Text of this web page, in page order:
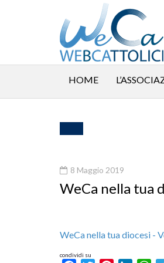
HOME
8 Maggio 2019
WeCa nella tua
WeCa nella tua diocesi -
condividi su